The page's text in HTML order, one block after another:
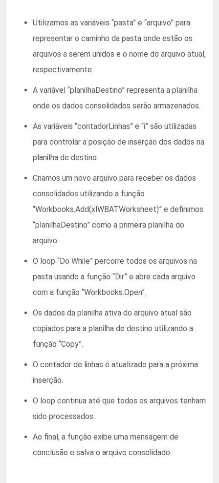
Utilizamos as variáveis “pasta” e “arquivo” para
representar o caminho da pasta onde estão os
arquivos a serem unidos e o nome do arquivo atual,
respectivamente.
A variável “planilhaDestino” representa a planilha
onde os dados consolidados serão armazenados.
As variáveis “contadorLinhas” e “i” são utilizadas
para controlar a posição de inserção dos dados na
planilha de destino.
Criamos um novo arquivo para receber os dados
consolidados utilizando a função
“Workbooks.Add(xlWBATWorksheet)” e definimos
“planilhaDestino” como a primeira planilha do
arquivo.
O loop “Do While” percorre todos os arquivos na
pasta usando a função “Dir” e abre cada arquivo
com a função “Workbooks.Open”.
Os dados da planilha ativa do arquivo atual são
copiados para a planilha de destino utilizando a
função “Copy”.
O contador de linhas é atualizado para a próxima
inserção.
O loop continua até que todos os arquivos tenham
sido processados.
Ao final, a função exibe uma mensagem de
conclusão e salva o arquivo consolidado.